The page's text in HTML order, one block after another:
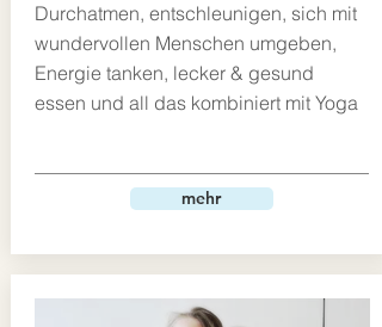
Durchatmen, entschleunigen, sich mit
wundervollen Menschen umgeben,
Energie tanken, lecker & gesund
essen und all das kombiniert mit Yoga
mehr